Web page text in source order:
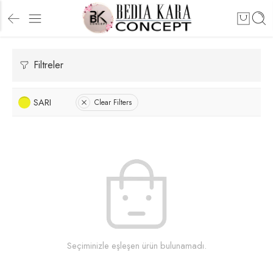
Filtreler
SARI Clear Filters
Seçiminizle eşleşen ürün bulunamadı.